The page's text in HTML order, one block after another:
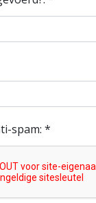
spam: *